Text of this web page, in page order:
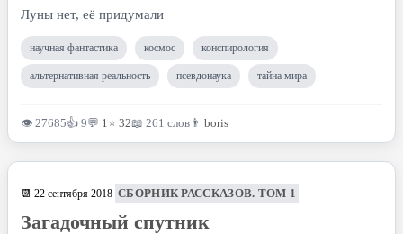
Луны нет, её придумали
научная фантастика космос конспирология
альтернативная реальность псевдонаука тайна мира
👁 27685👍 9💬 1 ⭐ 32📖 261 слов 👨 boris
📆 22 сентября 2018 СБОРНИК РАССКАЗОВ. ТОМ 1
Загадочный спутник